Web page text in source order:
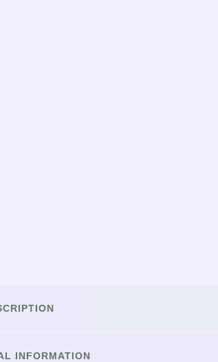
INFORMATION